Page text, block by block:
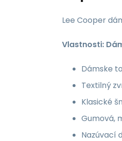
Lee Cooper
Vlastnosti:
Dámske
Textilný
Klasické
Gumová,
Nazúvací